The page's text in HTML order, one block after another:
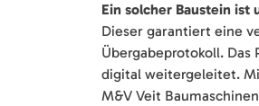
Ein solcher Baustein ist
Dieser garantiert eine
Übergabeprotokoll.
digital weitergeleitet.
M&V Veit